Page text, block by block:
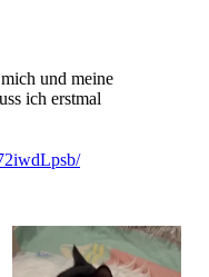
und meine
ich erstmal